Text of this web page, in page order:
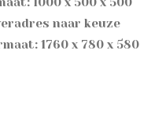
naar keuze
1760 x 780 x 580